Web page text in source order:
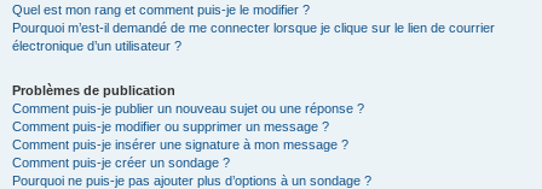
Quel est mon rang et comment puis-je le modifier ?
Pourquoi m’est-il demandé de me connecter lorsque je clique sur le lien de courrier
électronique d’un utilisateur ?
Problèmes de publication
Comment puis-je publier un nouveau sujet ou une réponse ?
Comment puis-je modifier ou supprimer un message ?
Comment puis-je insérer une signature à mon message ?
Comment puis-je créer un sondage ?
Pourquoi ne puis-je pas ajouter plus d’options à un sondage ?